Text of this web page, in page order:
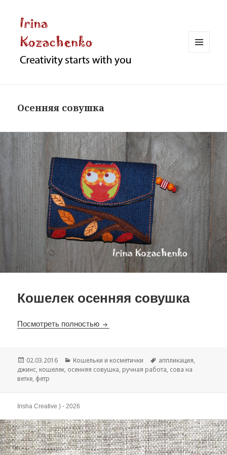
Осенняя совушка
Кошелек осенняя совушка
Посмотреть полностью Кошелек осенняя совушка
Опубликовано
02.03.2016 Рубрики
Кошельки и косметички Метки
аппликация,
джинс, кошелек, осенняя совушка, ручная работа, сова на
ветке, фетр
Irisha Creative ) - 2026